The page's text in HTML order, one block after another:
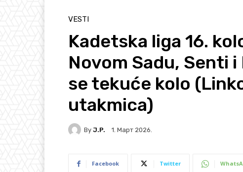
VESTI
Kadetska liga 16.
Novom Sadu, Senti
se tekuće kolo
utakmica)
By J.P. 1. Март 2026.
Facebook Twitter